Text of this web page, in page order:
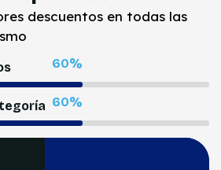
descuentos en todas las